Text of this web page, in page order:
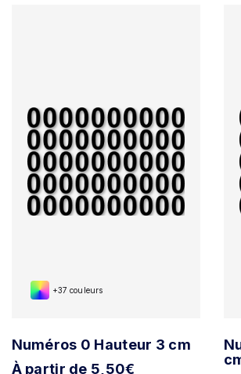
+37 couleurs
Numéros 0 Hauteur 3 cm
À partir de 5,50€